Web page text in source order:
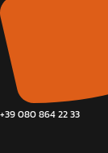
+39 080 864 22 33